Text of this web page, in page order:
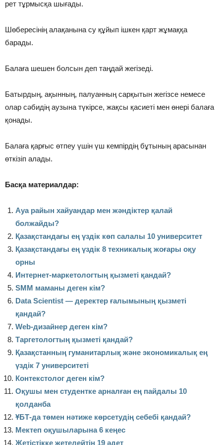
рет тұрмысқа шығады.
Шөбересінің алақанына су құйып ішкен қарт жұмаққа
барады.
Балаға шешен болсын деп таңдай жегізеді.
Батырдың, ақынның, палуанның сарқытын жегізсе немесе
олар сәбидің аузына түкірсе, жақсы қасиеті мен өнері балаға
қонады.
Балаға қарғыс өтпеу үшін үш кемпірдің бұтының арасынан
өткізіп алады.
Басқа материалдар:
Ауа райын хайуандар мен жәндіктер қалай
болжайды?
Қазақстандағы ең үздік көп салалы 10 университет
Қазақстандағы ең үздік 8 техникалық жоғары оқу
орны
Интернет-маркетологтың қызметі қандай?
SMM маманы деген кім?
Data Scientist — деректер ғалымының қызметі
қандай?
Web-дизайнер деген кім?
Таргетологтың қызметі қандай?
Қазақстанның гуманитарлық және экономикалық ең
үздік 7 университеті
Контекстолог деген кім?
Оқушы мен студентке арналған ең пайдалы 10
қолданба
ҰБТ-да төмен нәтиже көрсетудің себебі қандай?
Мектеп оқушыларына 6 кеңес
Жетістікке жетелейтін 19 әдет